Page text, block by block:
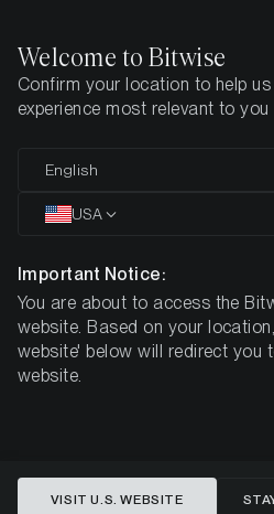
Startseite How To Buy
handeln mit
ETPs
Bitcoin & Co bequem über
Wertpapierdepot wie Aktien
Welcome to Bitwise
Confirm your location to help
experience most relevant to you
English
USA
Important Notice:
You are about to access the
website. Based on your
website' below will redirect you
website.
VISIT U.S. WEBSITE